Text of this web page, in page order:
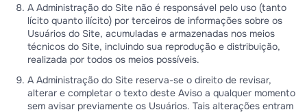
A Administração do Site não é responsável pelo uso (tanto
lícito quanto ilícito) por terceiros de informações sobre os
Usuários do Site, acumuladas e armazenadas nos meios
técnicos do Site, incluindo sua reprodução e distribuição,
realizada por todos os meios possíveis.
A Administração do Site reserva-se o direito de revisar,
alterar e completar o texto deste Aviso a qualquer momento
sem avisar previamente os Usuários. Tais alterações entram